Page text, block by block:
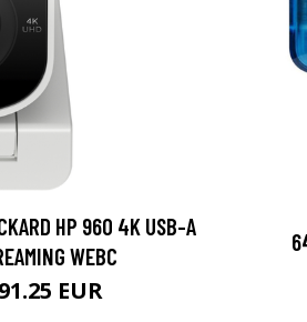
HP 960 4K USB-A
WEBC
EUR